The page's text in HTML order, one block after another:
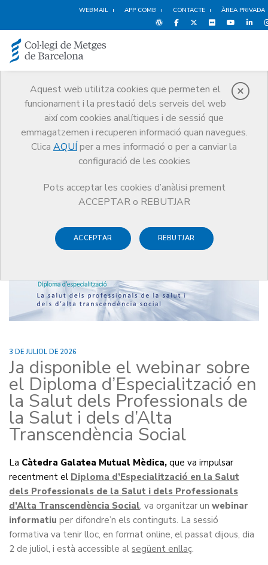
WEBMAIL APP COMB CONTACTE ÀREA PRIVADA
Aquest web utilitza cookies que permeten el
funcionament i la prestació dels serveis del web
així com cookies analítiques i de sessió que
emmagatzemen i recuperen informació quan navegues.
Clica AQUÍ per a mes informació o per a canviar la
configuració de les cookies
Pots acceptar les cookies d’anàlisi prement
ACCEPTAR o REBUTJAR
ACCEPTAR REBUTJAR
Notícies
Comunicació
Notícies
Ja disponible el webinar sobre el Diploma d’Especialització en la Salut
dels Professionals de la Salut i dels d’Alta Transcendència Social
3 DE JULIOL DE 2026
Ja disponible el webinar sobre
el Diploma d’Especialització en
la Salut dels Professionals de
la Salut i dels d’Alta
Transcendència Social
La Càtedra Galatea Mutual Mèdica, que va impulsar
recentment el Diploma d’Especialització en la Salut
dels Professionals de la Salut i dels Professionals
d’Alta Transcendència Social, va organitzar un webinar
informatiu per difondre’n els continguts. La sessió
formativa va tenir lloc, en format online, el passat dijous, dia
2 de juliol, i està accessible al següent enllaç.